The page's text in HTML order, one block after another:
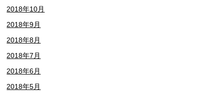
2018年10月
2018年9月
2018年8月
2018年7月
2018年6月
2018年5月